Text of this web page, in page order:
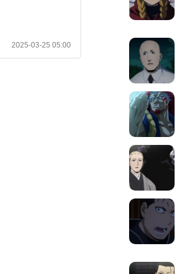
2025-03-25 05:00